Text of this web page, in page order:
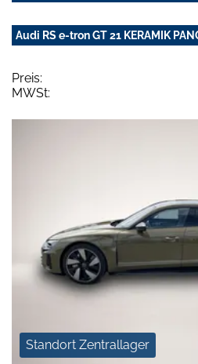
Audi RS e-tron GT 21 KERAMIK
Preis:
MWSt:
Standort Zentrallager